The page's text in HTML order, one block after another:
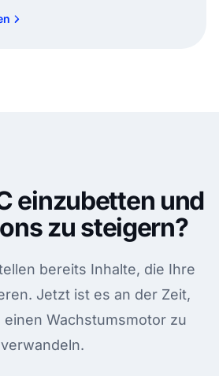
einzubetten und
zu steigern?
bereits Inhalte, die Ihre
Jetzt ist es an der Zeit,
einen Wachstumsmotor zu
verwandeln.